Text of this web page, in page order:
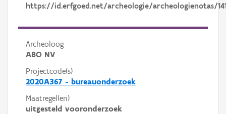
https://id.erfgoed.net/archeologie/archeologienotas/
Archeoloog
ABO NV
Projectcode(s)
2020A367 - bureauonderzoek
Maatregel(en)
uitgesteld vooronderzoek